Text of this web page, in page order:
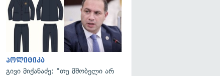
გადახედვა
პოლიტიკა
გივი მიქანაძე: "თუ მშობელი არ